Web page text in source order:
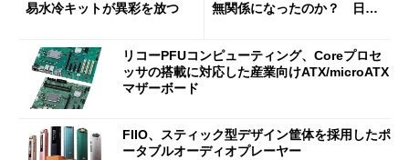
易水冷キットが異彩を放つ
無関係になったのか？ 日本
リコーPFUコンピューティング、Coreプロセ
ッサの搭載に対応した産業向けATX/microATX
マザーボード
FIIO、スティック型デザイン筐体を採用したポ
ータブルオーディオプレーヤー